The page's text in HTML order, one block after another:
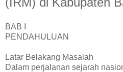
BAB I
PENDAHULUAN
Latar Belakang Masalah
Dalam perjalanan sejarah